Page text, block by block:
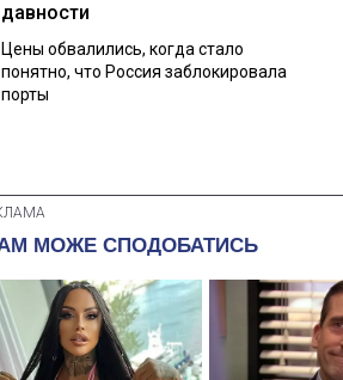
давности
Цены обвалились, когда стало
понятно, что Россия заблокировала
порты